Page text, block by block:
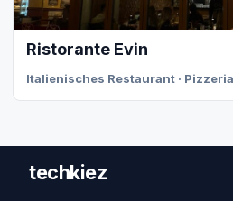
Ristorante Evin
Italienisches Restaurant · Pizzeria
techkiez